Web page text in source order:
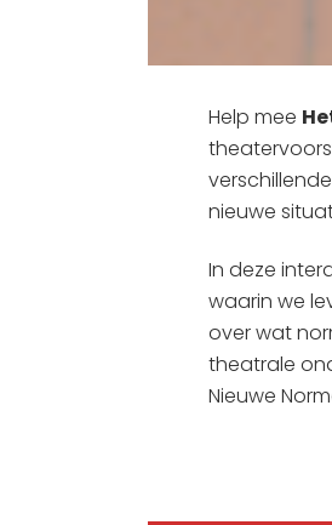
Help mee
nieuwe
In deze
waarin we
over wat
theatrale
Nieuwe